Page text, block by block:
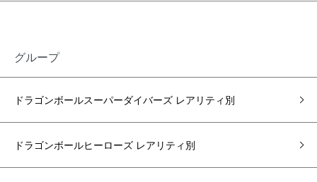
グループ
ドラゴンボールスーパーダイバーズ レアリティ別
ドラゴンボールヒーローズ レアリティ別